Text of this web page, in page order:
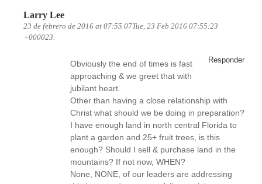
Larry Lee
23 de febrero de 2016 at 07:55 07Tue, 23 Feb 2016 07:55:23
+000023.
Responder
Obviously the end of times is fast
approaching & we greet that with
jubilant heart.
Other than having a close relationship with
Christ what should we be doing in preparation?
I have enough land in north central Florida to
plant a garden and 25+ fruit trees, is this
enough? Should I sell & purchase land in the
mountains? If not now, WHEN?
None, NONE, of our leaders are addressing